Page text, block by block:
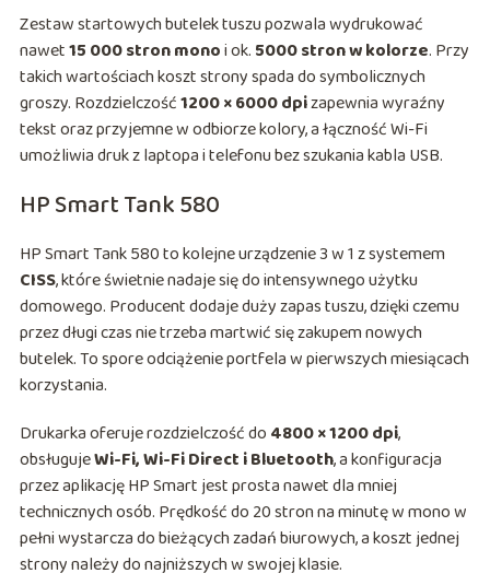
Zestaw startowych butelek tuszu pozwala wydrukować
nawet15 000 stron monoi ok. 5000 stron w kolorze. Przy
takich wartościach koszt strony spada do symbolicznych
groszy. Rozdzielczość1200 × 6000 dpizapewnia wyraźny
tekst oraz przyjemne w odbiorze kolory, a łączność Wi-Fi
umożliwia druk z laptopa i telefonu bez szukania kabla USB.
HP Smart Tank 580
HP Smart Tank 580 to kolejne urządzenie 3 w 1 z systemem
CISS, które świetnie nadaje się do intensywnego użytku
domowego. Producent dodaje duży zapas tuszu, dzięki czemu
przez długi czas nie trzeba martwić się zakupem nowych
butelek. To spore odciążenie portfela w pierwszych miesiącach
korzystania.
Drukarka oferuje rozdzielczość do 4800 × 1200 dpi,
obsługujeWi-Fi, Wi-Fi Direct i Bluetooth, a konfiguracja
przez aplikację HP Smart jest prosta nawet dla mniej
technicznych osób. Prędkość do 20 stron na minutę w mono w
pełni wystarcza do bieżących zadań biurowych, a koszt jednej
strony należy do najniższych w swojej klasie.